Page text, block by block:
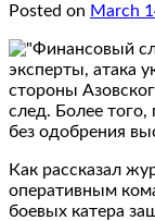
Posted on March
эксперты, атака
стороны
след. Более
без одобрения
Как рассказал
оперативным
боевых катера